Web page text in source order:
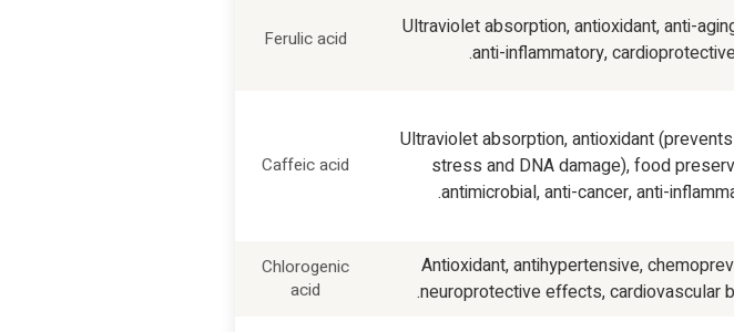
Ultraviolet absorption, antioxidant, anti-
anti-inflammatory,
Ferulic acid
Ultraviolet absorption, antioxidant
stress and DNA damage), food
antimicrobial, anti-cancer, anti-
Caffeic acid
Antioxidant, antihypertensive,
neuroprotective effects, cardiovascular
Chlorogenic
acid